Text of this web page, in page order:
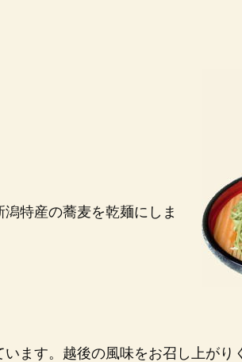
特産の蕎麦を乾麺にしま
ます。越後の風味をお召し上がり